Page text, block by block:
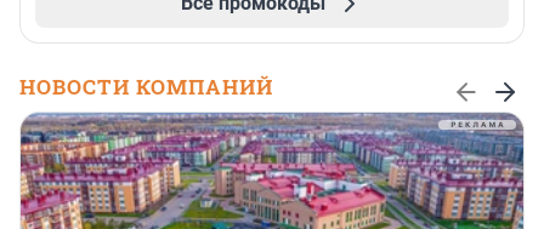
НОВОСТИ КОМПАНИЙ